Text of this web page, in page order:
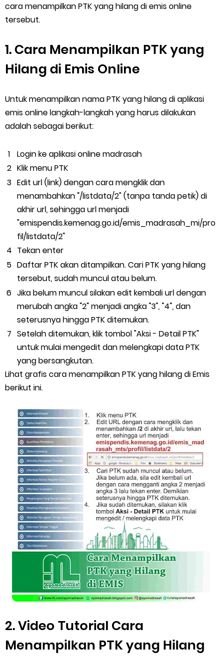
Thursday, 6 August
cara menampilkan PTK yang hilang di emis online
tersebut.
1. Cara Menampilkan PTK yang
Hilang di Emis Online
Untuk menampilkan nama PTK yang hilang di aplikasi
emis online langkah-langkah yang harus dilakukan
adalah sebagai berikut:
Login ke aplikasi online madrasah
Klik menu PTK
Edit url (link) dengan cara mengklik dan
menambahkan "/listdata/2" (tanpa tanda petik) di
akhir url, sehingga url menjadi
"emispendis.kemenag.go.id/emis_madrasah_mi/pro
fil/listdata/2"
Tekan enter
Daftar PTK akan ditampilkan. Cari PTK yang hilang
tersebut, sudah muncul atau belum.
Jika belum muncul silakan edit kembali url dengan
merubah angka "2" menjadi angka "3", "4", dan
seterusnya hingga PTK ditemukan.
Setelah ditemukan, klik tombol "Aksi - Detail PTK"
untuk mulai mengedit dan melengkapi data PTK
yang bersangkutan.
Lihat grafis cara menampilkan PTK yang hilang di Emis
berikut ini.
2. Video Tutorial Cara
Menampilkan PTK yang Hilang